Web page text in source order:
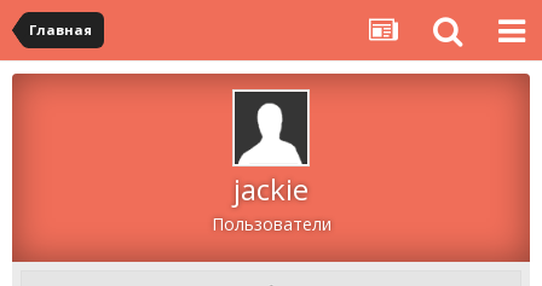
Главная
jackie
Пользователи